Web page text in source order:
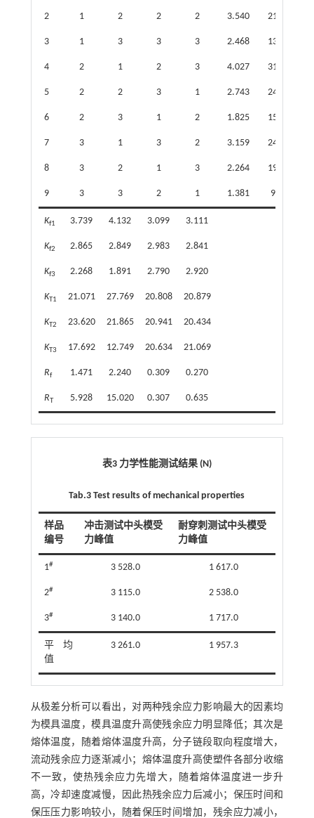
2 1 2 2 2 3.540 21.928
3 1 3 3 3 2.468 13.140
4 2 1 2 3 4.027 31.016
5 2 2 3 1 2.743 24.615
6 2 3 1 2 1.825 15.228
7 3 1 3 2 3.159 24.146
8 3 2 1 3 2.264 19.052
9 3 3 2 1 1.381 9.878
Kf1 3.739 4.132 3.099 3.111
Kf2 2.865 2.849 2.983 2.841
Kf3 2.268 1.891 2.790 2.920
KT1 21.071 27.769 20.808 20.879
KT2 23.620 21.865 20.941 20.434
KT3 17.692 12.749 20.634 21.069
Rf 1.471 2.240 0.309 0.270
RT 5.928 15.020 0.307 0.635
表3 力学性能测试结果 (N)
Tab.3 Test results of mechanical properties
样品
编号
冲击测试中头模受
力峰值
耐穿刺测试中头模受
力峰值
平均
值
3 261.0 1 957.3
1# 3 528.0 1 617.0
2# 3 115.0 2 538.0
3# 3 140.0 1 717.0
从极差分析可以看出，对两种残余应力影响最大的因素均
为模具温度，模具温度升高使残余应力明显降低；其次是
熔体温度，随着熔体温度升高，分子链段取向程度增大，
流动残余应力逐渐减小；熔体温度升高使塑件各部分收缩
不一致，使热残余应力先增大，随着熔体温度进一步升
高，冷却速度减慢，因此热残余应力后减小；保压时间和
保压压力影响较小，随着保压时间增加，残余应力减小，